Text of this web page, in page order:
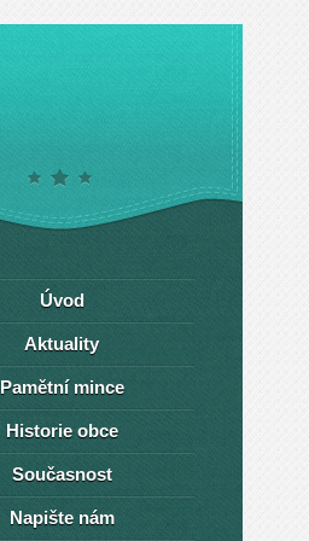
Úvod
Aktuality
Pamětní mince
Historie obce
Současnost
Napište nám